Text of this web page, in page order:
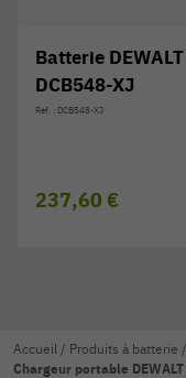
Batterie
DCB548-XJ
Réf. : DCB548-XJ
237,60 €
Accueil / Produits à batterie /
Chargeur portable